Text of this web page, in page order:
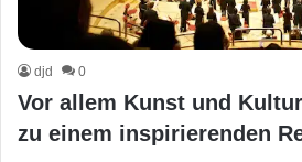
djd 0
Vor allem Kunst und
zu einem inspirierenden